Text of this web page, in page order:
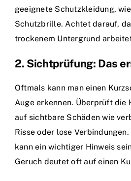
geeignete Schutzkleidung,
Schutzbrille. Achtet darauf,
trockenem Untergrund
2. Sichtprüfung: Das
Oftmals kann man einen
Auge erkennen. Überprüft die
auf sichtbare Schäden wie
Risse oder lose
kann ein wichtiger Hinweis
Geruch deutet oft auf einen